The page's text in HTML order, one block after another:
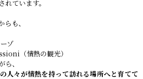
れています。
も、
ゾ
（情熱の観光）
、
人々が情熱を持って訪れる場所へと育てて